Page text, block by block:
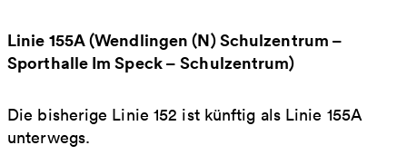
Linie 155A (Wendlingen (N) Schulzentrum –
Sporthalle Im Speck – Schulzentrum)
Die bisherige Linie 152 ist künftig als Linie 155A
unterwegs.